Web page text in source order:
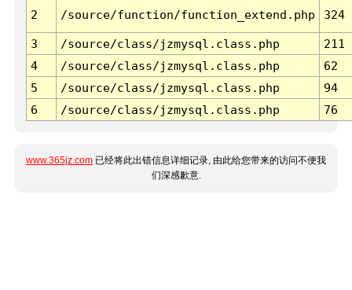
2 /source/function/function_extend.php 324
3 /source/class/jzmysql.class.php
211
4
/source/class/jzmysql.class.php
62
5
/source/class/jzmysql.class.php
94
6
/source/class/jzmysql.class.php 76
www.365jz.com 已经将此出错信息详细记录, 由此给您带来的访问不便我
们深感歉意.